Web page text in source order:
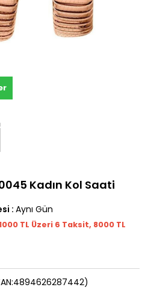
Kadın Kol Saati
: Aynı Gün
TL Üzeri 6 Taksit, 8000 TL